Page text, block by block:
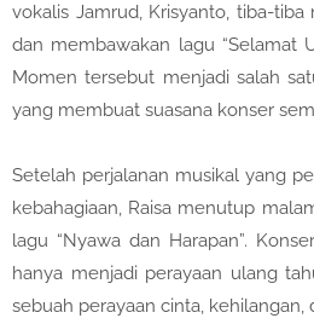
vokalis Jamrud, Krisyanto, tiba-
dan membawakan lagu “Selamat
Momen tersebut menjadi salah
yang membuat suasana konser
Setelah perjalanan musikal yang
kebahagiaan, Raisa menutup
lagu “Nyawa dan Harapan”.
hanya menjadi perayaan ulang
sebuah perayaan cinta, kehilangan,